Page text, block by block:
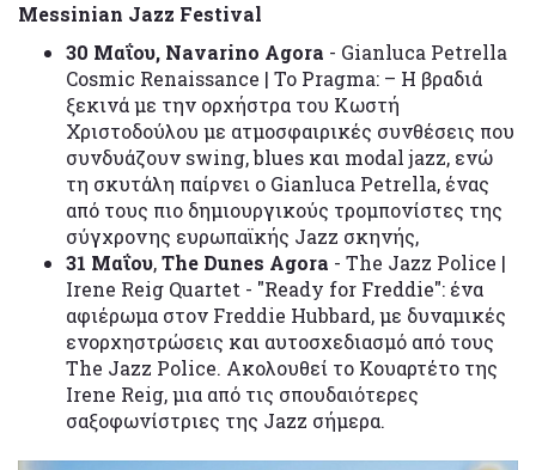
Messinian Jazz Festival
30 Μαΐου, Navarino Agora - Gianluca Petrella
Cosmic Renaissance | Το Pragma: – Η βραδιά
ξεκινά με την ορχήστρα του Κωστή
Χριστοδούλου με ατμοσφαιρικές συνθέσεις που
συνδυάζουν swing, blues και modal jazz, ενώ
τη σκυτάλη παίρνει ο Gianluca Petrella, ένας
από τους πιο δημιουργικούς τρομπονίστες της
σύγχρονης ευρωπαϊκής Jazz σκηνής,
31 Μαΐου,The Dunes Agora - The Jazz Police |
Irene Reig Quartet - "Ready for Freddie": ένα
αφιέρωμα στον Freddie Hubbard, με δυναμικές
ενορχηστρώσεις και αυτοσχεδιασμό από τους
The Jazz Police. Ακολουθεί το Κουαρτέτο της
Irene Reig, μια από τις σπουδαιότερες
σαξοφωνίστριες της Jazz σήμερα.